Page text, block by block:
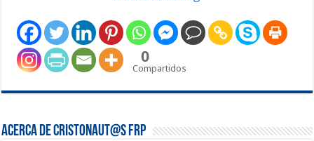
0
Compartidos
Acerca de Cristonaut@s FRP